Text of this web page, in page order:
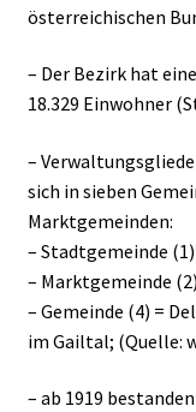
österreichischen
– Der Bezirk hat
18.329 Einwohner
–
sich in sieben
Marktgemeinden:
– Stadtgemeinde
– Marktgemeinde
– Gemeinde (4) =
im Gailtal; (Quelle:
– ab 1919